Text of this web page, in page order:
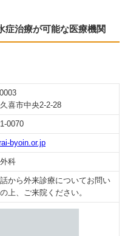
症治療が可能な医療機関
喜市中央2-2-28
0070
byoin.or.jp
科
から外来診療についてお問い
上、ご来院ください。